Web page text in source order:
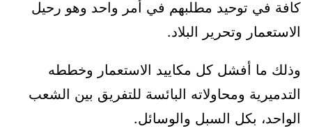
كافة في توحيد مطلبهم في أمر واحد وهو رحيل
الاستعمار وتحرير البلاد.
وذلك ما أفشل كل مكاييد الاستعمار وخططه
التدميرية ومحاولاته البائسة للتفريق بين الشعب
الواحد، بكل السبل والوسائل.